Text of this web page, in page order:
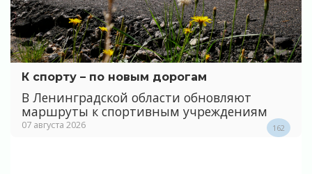
К спорту – по новым дорогам
В Ленинградской области обновляют
маршруты к спортивным учреждениям
07 августа 2026 162